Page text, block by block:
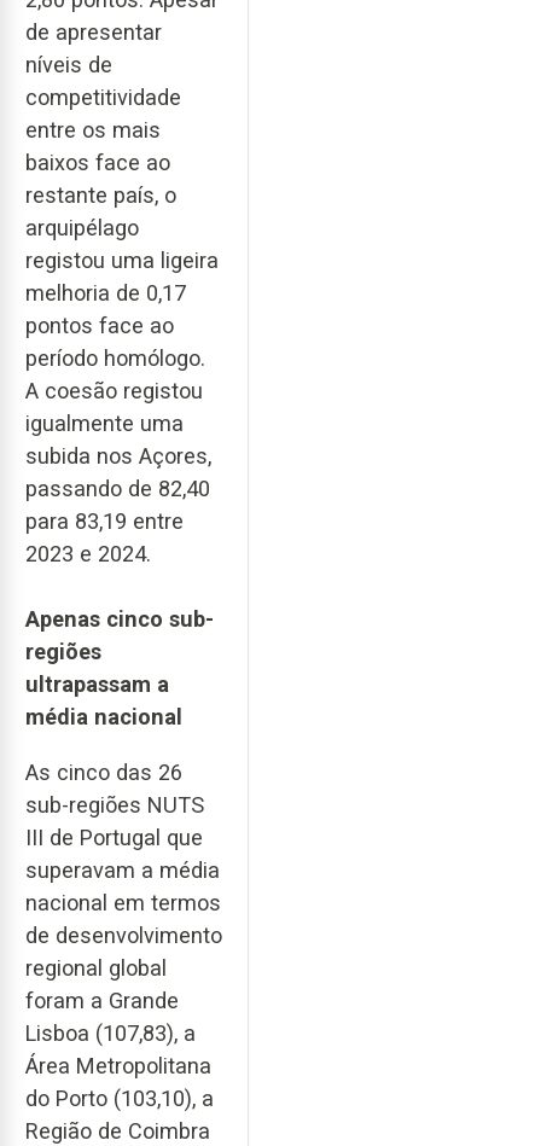
de apresentar
níveis de
competitividade
entre os mais
baixos face ao
restante país, o
arquipélago
registou uma ligeira
melhoria de 0,17
pontos face ao
período homólogo.
A coesão registou
igualmente uma
subida nos Açores,
passando de 82,40
para 83,19 entre
2023 e 2024.
Apenas cinco sub-
regiões
ultrapassam a
média nacional
As cinco das 26
sub-regiões NUTS
III de Portugal que
superavam a média
nacional em termos
de desenvolvimento
regional global
foram a Grande
Lisboa (107,83), a
Área Metropolitana
do Porto (103,10), a
Região de Coimbra